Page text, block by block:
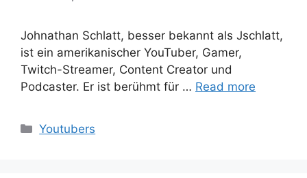
Johnathan Schlatt, besser bekannt als Jschlatt,
ist ein amerikanischer YouTuber, Gamer,
Twitch-Streamer, Content Creator und
Podcaster. Er ist berühmt für … Read more
Categories
Youtubers